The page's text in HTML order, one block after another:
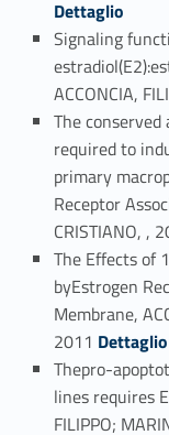
Dettaglio
Signaling
ACCONCIA,
The
required to
primary
Receptor
CRISTIANO, ,
The Effects of
byEstrogen
Membrane,
2011 Link identifier #identifier_person_10202-71
Dettaglio
Thepro-
lines requires
FILIPPO;